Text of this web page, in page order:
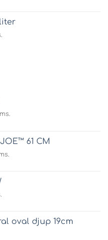
61 CM
oval djup 19cm